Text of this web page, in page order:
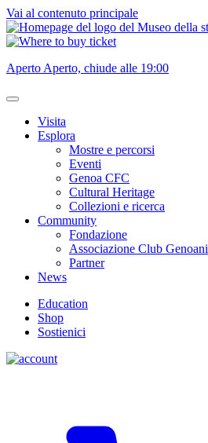
Vai al contenuto principale
Aperto Aperto, chiude alle 19:00
Visita
Esplora
Mostre e percorsi
Eventi
Genoa CFC
Cultural Heritage
Collezioni e ricerca
Community
Fondazione
Associazione Club Genoani
Partner
News
Education
Shop
Sostienici